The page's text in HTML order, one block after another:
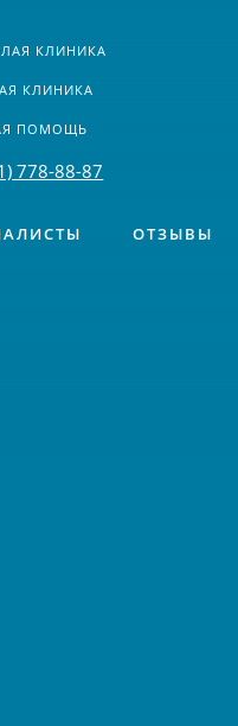
КЛИНИКА
КЛИНИКА
ПОМОЩЬ
778-88-87
ОТЗЫВЫ